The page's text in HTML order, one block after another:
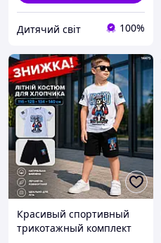
Дитячий світ 100%
Красивый спортивный
трикотажный комплект